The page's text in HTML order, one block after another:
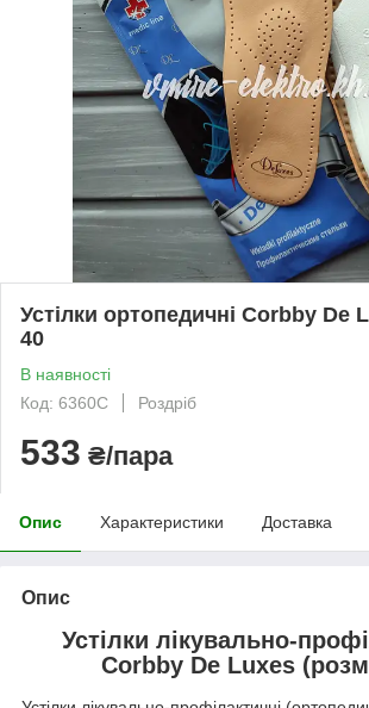
Устілки ортопедичні Corbby De
40
В наявності
Код: 6360C
Роздріб
533 ₴/пара
Опис Характеристики Доставка
Опис
Устілки лікувально-
Corbby De Luxes